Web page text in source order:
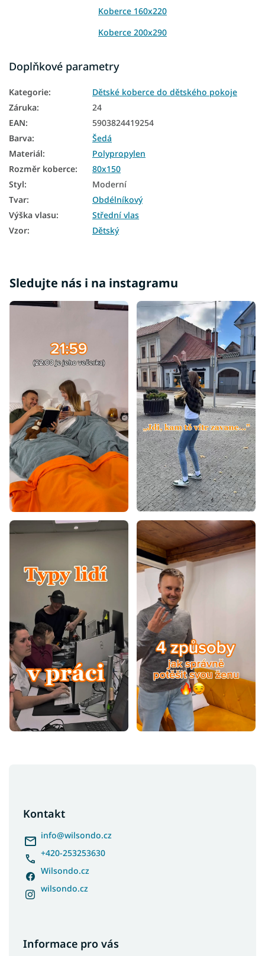
Koberce 160x220
Koberce 200x290
Doplňkové parametry
Kategorie:
Dětské koberce do dětského pokoje
Záruka:
24
EAN:
5903824419254
Barva:
Šedá
Materiál:
Polypropylen
Rozměr koberce:
80x150
Styl:
Moderní
Tvar:
Obdélníkový
Výška vlasu:
Střední vlas
Vzor: Dětský
Sledujte nás i na instagramu
Kontakt
info@wilsondo.cz
+420-253253630
Wilsondo.cz
wilsondo.cz
Informace pro vás